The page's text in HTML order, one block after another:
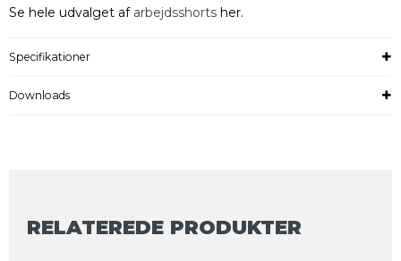
Se hele udvalget af arbejdsshorts her.
Specifikationer
Downloads
RELATEREDE PRODUKTER